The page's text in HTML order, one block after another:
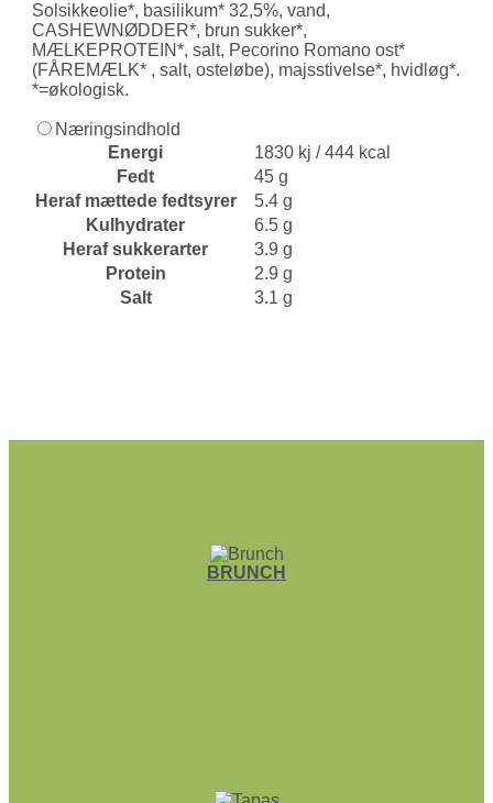
Solsikkeolie*, basilikum* 32,5%, vand,
CASHEWNØDDER*, brun sukker*,
MÆLKEPROTEIN*, salt, Pecorino Romano ost*
(FÅREMÆLK* , salt, osteløbe), majsstivelse*, hvidløg*.
*=økologisk.
Næringsindhold
Energi
1830 kj / 444 kcal
Fedt
45 g
Heraf mættede fedtsyrer
5.4 g
Kulhydrater
6.5 g
Heraf sukkerarter
3.9 g
Protein
2.9 g
Salt
3.1 g
BRUNCH